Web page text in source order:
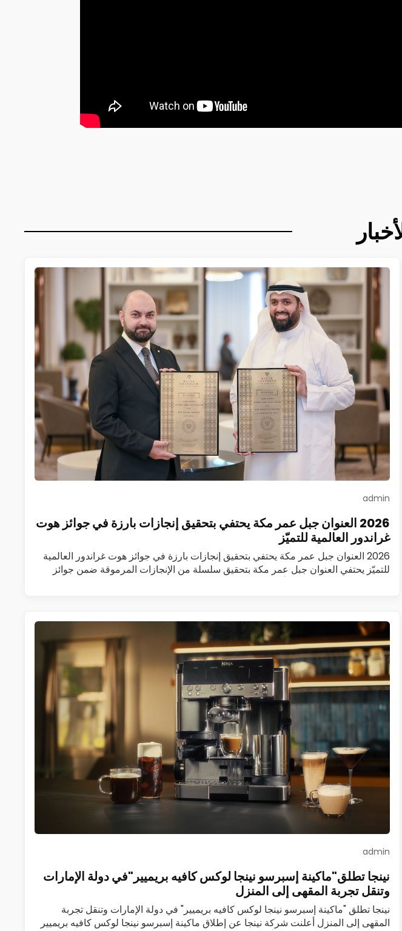
admin
2026 العنوان جبل عمر مكة يحتفي بتحقيق إنجازات بارزة في جوائز هوت
غراندور العالمية للتميّز
2026 العنوان جبل عمر مكة يحتفي بتحقيق إنجازات بارزة في جوائز هوت غراندور العالمية
للتميّز يحتفي العنوان جبل عمر مكة بتحقيق سلسلة من الإنجازات المرموقة ضمن جوائز
admin
نينجا تطلق"ماكينة إسبرسو نينجا لوكس كافيه بريميير"في دولة الإمارات
وتنقل تجربة المقهى إلى المنزل
نينجا تطلق "ماكينة إسبرسو نينجا لوكس كافيه بريميير" في دولة الإمارات وتنقل تجربة
المقهى إلى المنزل أعلنت شركة نينجا عن إطلاق ماكينة إسبرسو نينجا لوكس كافيه بريميير